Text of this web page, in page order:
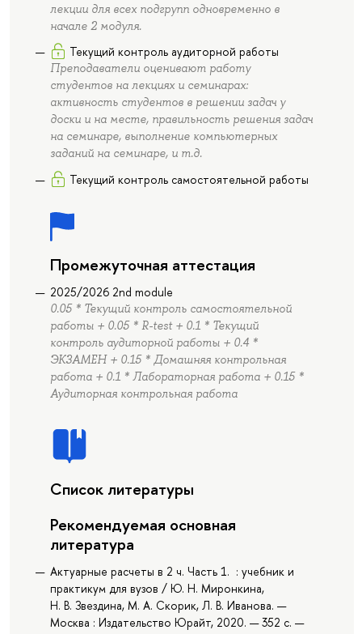
лекции для всех подгрупп одновременно в
начале 2 модуля.
Текущий контроль аудиторной работы
Преподаватели оценивают работу
студентов на лекциях и семинарах:
активность студентов в решении задач у
доски и на месте, правильность решения задач
на семинаре, выполнение компьютерных
заданий на семинаре, и т.д.
Текущий контроль самостоятельной работы
Промежуточная аттестация
2025/2026 2nd module
0.05 * Текущий контроль самостоятельной
работы + 0.05 * R-test + 0.1 * Текущий
контроль аудиторной работы + 0.4 *
ЭКЗАМЕН + 0.15 * Домашняя контрольная
работа + 0.1 * Лабораторная работа + 0.15 *
Аудиторная контрольная работа
Список литературы
Рекомендуемая основная
литература
Актуарные расчеты в 2 ч. Часть 1. : учебник и
практикум для вузов / Ю. Н. Миронкина,
Н. В. Звездина, М. А. Скорик, Л. В. Иванова. —
Москва : Издательство Юрайт, 2020. — 352 с. —